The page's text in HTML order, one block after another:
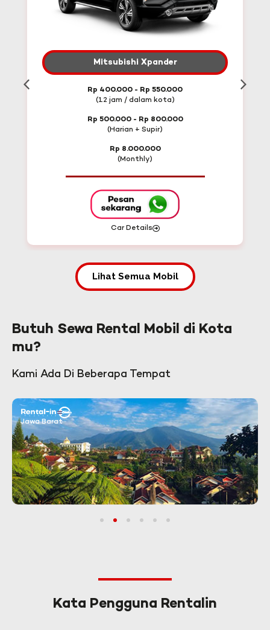
Mitsubishi Xpander
Rp 400.000 - Rp 550.000
(12 jam / dalam kota)
Rp 500.000 - Rp 800.000
(Harian + Supir)
Rp 8.000.000
(Monthly)
Car Details
Lihat Semua Mobil
Butuh Sewa Rental Mobil di Kota
mu?
Kami Ada Di Beberapa Tempat
Jawa Barat
3 4 5 6
Kata Pengguna Rentalin